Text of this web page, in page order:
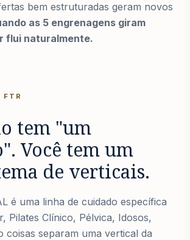
bem estruturadas geram novos
as 5 engrenagens giram
flui naturalmente.
FTR
tem "um
Você tem um
de verticais.
é uma linha de cuidado específica
Pilates Clínico, Pélvica, Idosos,
coisas separam uma vertical da